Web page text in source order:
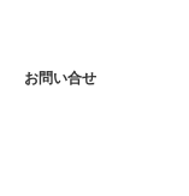
お問い合せ